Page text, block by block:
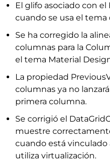
El glifo asociado con
cuando se usa el tema
Se ha corregido la
columnas para la
el tema Material
La propiedad
columnas ya no
primera columna.
Se corrigió el
muestre
cuando está
utiliza virtualización.